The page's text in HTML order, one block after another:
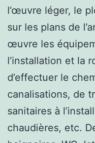
l’œuvre léger, le
sur les plans de
œuvre les
l’installation et la
d’effectuer le
canalisations, de
sanitaires à
chaudières, etc.